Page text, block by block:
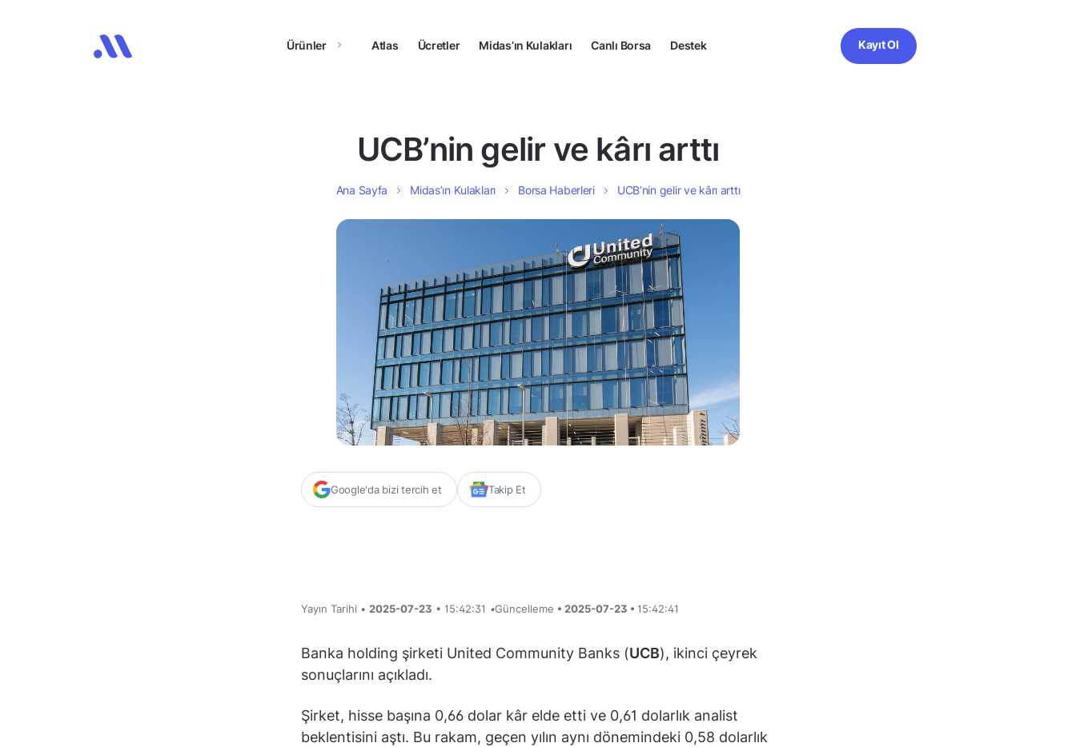
Ürünler Atlas Ücretler Midas’ın Kulakları Canlı Borsa Destek Kayıt Ol
UCB’nin gelir ve kârı arttı
Ana Sayfa Midas’ın Kulakları Borsa Haberleri UCB’nin gelir ve kârı arttı
Google'da bizi tercih et Takip Et
Yayın Tarihi • 2025-07-23 • 15:42:31 •Güncelleme • 2025-07-23 • 15:42:41
Banka holding şirketi United Community Banks (UCB), ikinci çeyrek
sonuçlarını açıkladı.
Şirket, hisse başına 0,66 dolar kâr elde etti ve 0,61 dolarlık analist
beklentisini aştı. Bu rakam, geçen yılın aynı dönemindeki 0,58 dolarlık